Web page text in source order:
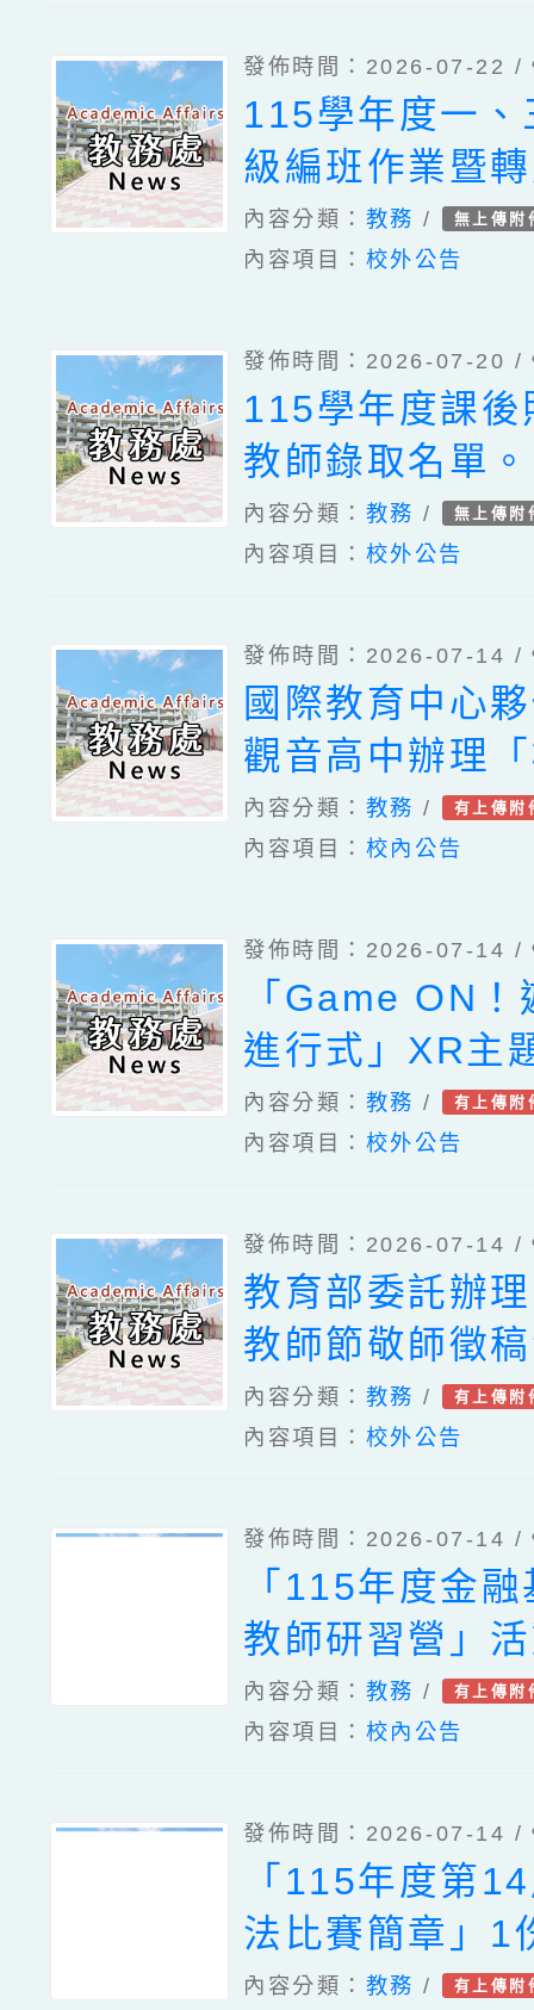
發佈時間：2026-07-22 /
115學年度一、
級編班作業暨
作業時程公告
內容分類： 教務 / 無上傳附
內容項目： 校外公告
發佈時間：2026-07-20 /
115學年度課後
教師錄取名單。
內容分類： 教務 / 無上傳附
內容項目： 校外公告
發佈時間：2026-07-14 /
國際教育中心
觀音高中辦理
115年度中小學
校長暨教師培
畫各1份
內容分類： 教務 / 有上傳附
內容項目： 校內公告
發佈時間：2026-07-14 /
「Game ON
進行式」XR主
內容分類： 教務 / 有上傳附
內容項目： 校外公告
發佈時間：2026-07-14 /
教育部委託辦
教師節敬師徵
法及海報各1份
內容分類： 教務 / 有上傳附
內容項目： 校外公告
發佈時間：2026-07-14 /
「115年度金
教師研習營」
案、國立臺灣
理「國小五年
學示例成果分
章一案
內容分類： 教務 / 有上傳附
內容項目： 校內公告
發佈時間：2026-07-14 /
「115年度第
法比賽簡章」1
內容分類： 教務 / 有上傳附